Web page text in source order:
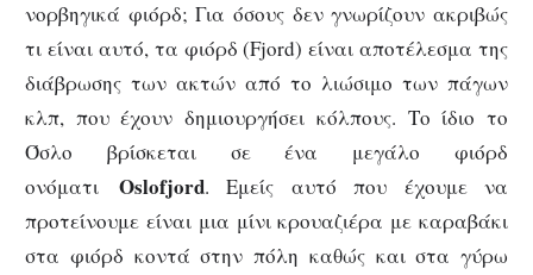
νορβηγικά φιόρδ; Για όσους δεν γνωρίζουν ακριβώς
τι είναι αυτό, τα φιόρδ (Fjord) είναι αποτέλεσμα της
διάβρωσης των ακτών από το λιώσιμο των πάγων
κλπ, που έχουν δημιουργήσει κόλπους. Το ίδιο το
Όσλο βρίσκεται σε ένα μεγάλο φιόρδ
ονόματι Oslofjord. Εμείς αυτό που έχουμε να
προτείνουμε είναι μια μίνι κρουαζιέρα με καραβάκι
στα φιόρδ κοντά στην πόλη καθώς και στα γύρω